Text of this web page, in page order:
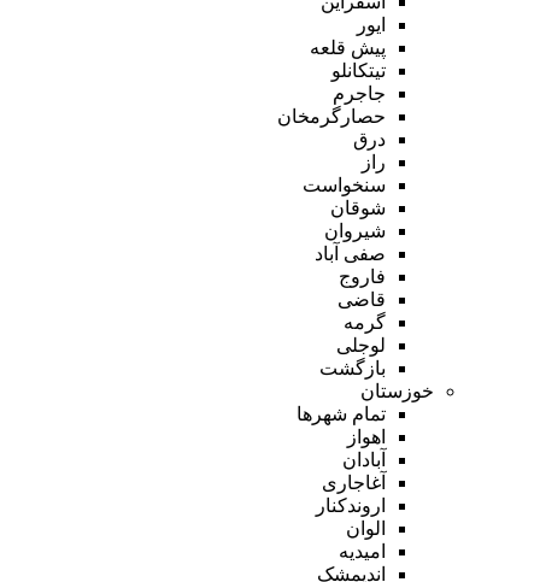
ایور
پیش قلعه
تیتکانلو
جاجرم
حصارگرمخان
درق
راز
سنخواست
شوقان
شیروان
صفی آباد
فاروج
قاضی
گرمه
لوجلی
بازگشت
خوزستان
تمام شهر‌ها
اهواز
آبادان
آغاجاری
اروندکنار
الوان
امیدیه
اندیمشک